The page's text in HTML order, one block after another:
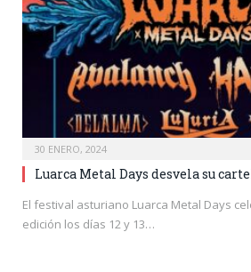
30 ENERO, 2024
Luarca Metal Days desvela su
El festival asturiano Luarca Metal Days
edición los días 12 y 13…